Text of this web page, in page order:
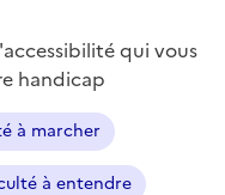
qui vous
handicap
à marcher
à entendre